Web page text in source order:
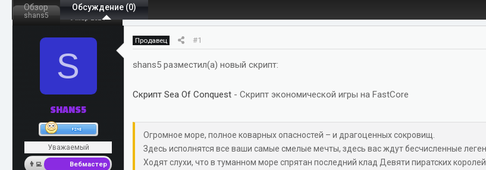
т
о
е
м
т
а
Обзор Обсуждение (0)
shans5 9 Мар 2024
S
SHANS5
Уважаемый
Вебмастер
Продавец #1
shans5 разместил(а) новый скрипт:
Скрипт Sea Of Conquest - Скрипт экономической игры на FastCore
Огромное море, полное коварных опасностей – и драгоценных сокровищ.
Здесь исполнятся все ваши самые смелые мечты, здесь вас ждут бесчисленные
Ходят слухи, что в туманном море спрятан последний клад Девяти пиратских